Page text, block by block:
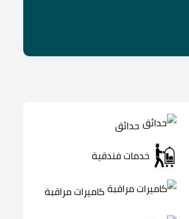
حدائق
خدمات فندقية
كاميرات مراقبة